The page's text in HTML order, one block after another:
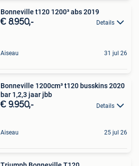
Bonneville t120 1200³ abs 2019
€ 8.950,- Details
Aiseau 31 jul 26
Bonneville 1200cm³ t120 busskins 2020
bar 1,2,3 jaar jbb
€ 9.950,- Details
Aiseau 25 jul 26